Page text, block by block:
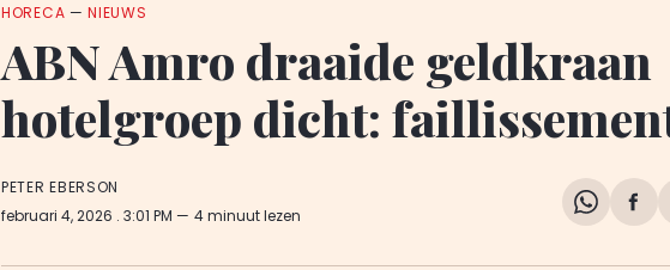
HORECA —NIEUWS
ABN Amro draaide geldkraan
hotelgroep dicht:
PETER EBERSON
februari 4, 2026 . 3:01 PM 4 minuut lezen
Share